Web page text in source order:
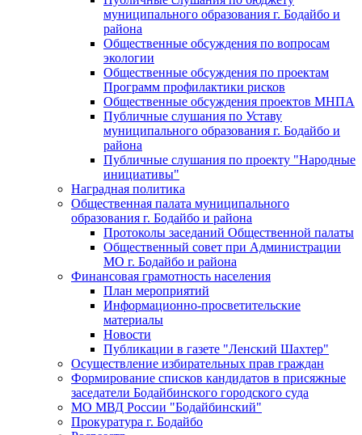
муниципального образования г. Бодайбо и
района
Общественные обсуждения по вопросам
экологии
Общественные обсуждения по проектам
Программ профилактики рисков
Общественные обсуждения проектов МНПА
Публичные слушания по Уставу
муниципального образования г. Бодайбо и
района
Публичные слушания по проекту "Народные
инициативы"
Наградная политика
Общественная палата муниципального
образования г. Бодайбо и района
Протоколы заседаний Общественной палаты
Общественный совет при Администрации
МО г. Бодайбо и района
Финансовая грамотность населения
План мероприятий
Информационно-просветительские
материалы
Новости
Публикации в газете "Ленский Шахтер"
Осуществление избирательных прав граждан
Формирование списков кандидатов в присяжные
заседатели Бодайбинского городского суда
МО МВД России "Бодайбинский"
Прокуратура г. Бодайбо